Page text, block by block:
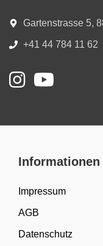
Gartenstrasse 5,
+41 44 784 11 62
Informationen
Impressum
AGB
Datenschutz